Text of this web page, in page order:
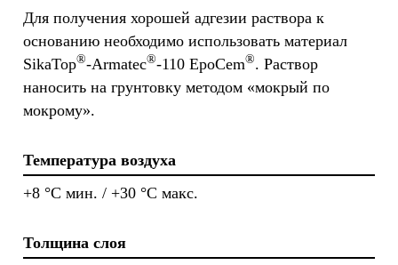
Для получения хорошей адгезии раствора к
основанию необходимо использовать материал
SikaTop®-Armatec®-110 EpoCem®. Раствор
наносить на грунтовку методом «мокрый по
мокрому».
Температура воздуха
+8 °C мин. / +30 °C макс.
Толщина слоя